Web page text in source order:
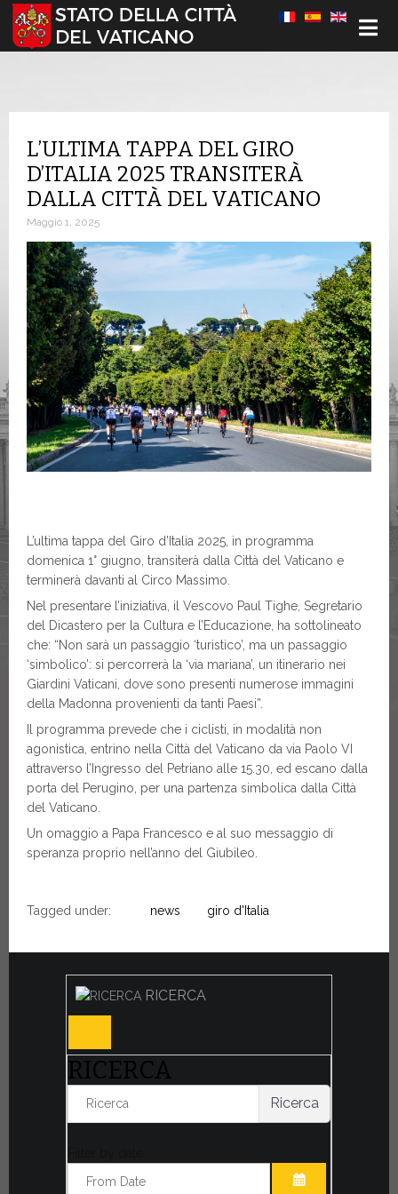
Seleziona la tua lingua
L’ULTIMA TAPPA DEL GIRO
D’ITALIA 2025 TRANSITERÀ
DALLA CITTÀ DEL VATICANO
Maggio 1, 2025
L’ultima tappa del Giro d’Italia 2025, in programma
domenica 1° giugno, transiterà dalla Città del Vaticano e
terminerà davanti al Circo Massimo.
Nel presentare l’iniziativa, il Vescovo Paul Tighe, Segretario
del Dicastero per la Cultura e l’Educazione, ha sottolineato
che: “Non sarà un passaggio ‘turistico’, ma un passaggio
‘simbolico’: si percorrerà la ‘via mariana’, un itinerario nei
Giardini Vaticani, dove sono presenti numerose immagini
della Madonna provenienti da tanti Paesi”.
Il programma prevede che i ciclisti, in modalità non
agonistica, entrino nella Città del Vaticano da via Paolo VI
attraverso l’Ingresso del Petriano alle 15.30, ed escano dalla
porta del Perugino, per una partenza simbolica dalla Città
del Vaticano.
Un omaggio a Papa Francesco e al suo messaggio di
speranza proprio nell’anno del Giubileo.
Tagged under: news giro d'Italia
RICERCA
RICERCA
Ricerca